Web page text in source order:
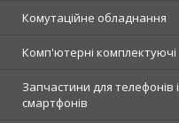
Комутаційне обладнання
Комп'ютерні комплектуючі
Запчастини для телефонів і
смартфонів